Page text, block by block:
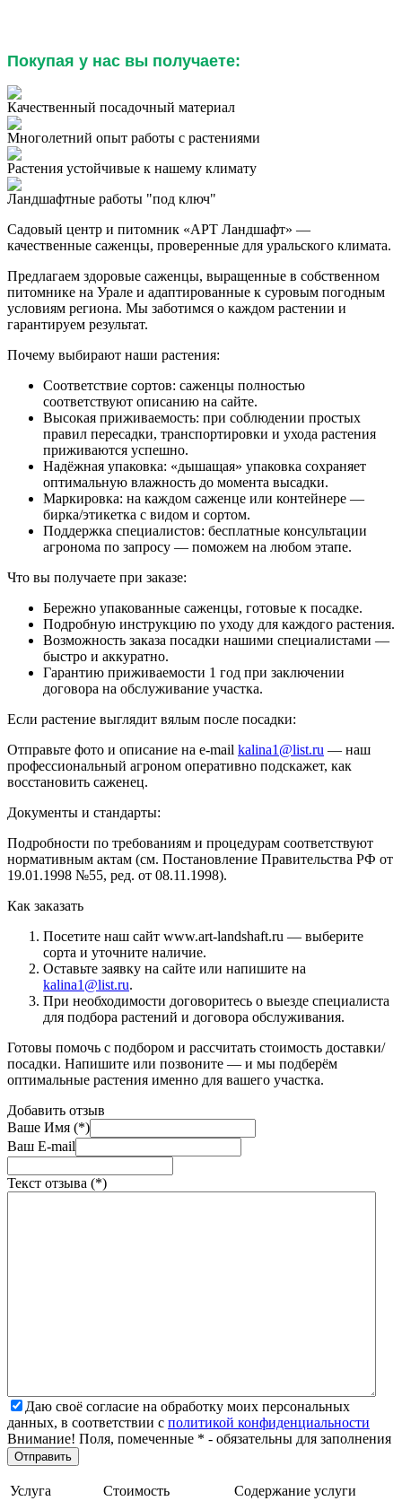
Покупая у нас вы получаете:
Качественный посадочный материал
Многолетний опыт работы с растениями
Растения устойчивые к нашему климату
Ландшафтные работы "под ключ"
Садовый центр и питомник «АРТ Ландшафт» —
качественные саженцы, проверенные для уральского климата.
Предлагаем здоровые саженцы, выращенные в собственном
питомнике на Урале и адаптированные к суровым погодным
условиям региона. Мы заботимся о каждом растении и
гарантируем результат.
Почему выбирают наши растения:
Соответствие сортов: саженцы полностью
соответствуют описанию на сайте.
Высокая приживаемость: при соблюдении простых
правил пересадки, транспортировки и ухода растения
приживаются успешно.
Надёжная упаковка: «дышащая» упаковка сохраняет
оптимальную влажность до момента высадки.
Маркировка: на каждом саженце или контейнере —
бирка/этикетка с видом и сортом.
Поддержка специалистов: бесплатные консультации
агронома по запросу — поможем на любом этапе.
Что вы получаете при заказе:
Бережно упакованные саженцы, готовые к посадке.
Подробную инструкцию по уходу для каждого растения.
Возможность заказа посадки нашими специалистами —
быстро и аккуратно.
Гарантию приживаемости 1 год при заключении
договора на обслуживание участка.
Если растение выглядит вялым после посадки:
Отправьте фото и описание на e-mail kalina1@list.ru — наш
профессиональный агроном оперативно подскажет, как
восстановить саженец.
Документы и стандарты:
Подробности по требованиям и процедурам соответствуют
нормативным актам (см. Постановление Правительства РФ от
19.01.1998 №55, ред. от 08.11.1998).
Как заказать
Посетите наш сайт www.art-landshaft.ru — выберите
сорта и уточните наличие.
Оставьте заявку на сайте или напишите на
kalina1@list.ru.
При необходимости договоритесь о выезде специалиста
для подбора растений и договора обслуживания.
Готовы помочь с подбором и рассчитать стоимость доставки/
посадки. Напишите или позвоните — и мы подберём
оптимальные растения именно для вашего участка.
Добавить отзыв
Ваше Имя (*)
Ваш E-mail
Текст отзыва (*)
Даю своё согласие на обработку моих персональных
данных, в соответствии с политикой конфиденциальности
Внимание! Поля, помеченные * - обязательны для заполнения
Услуга Стоимость Содержание услуги